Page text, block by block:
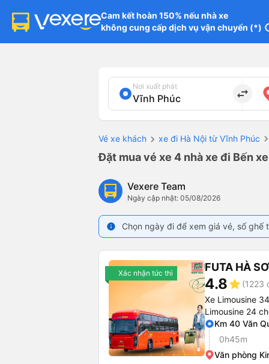
Cam kết hoàn 150% nếu nhà xe
không cung cấp dịch vụ vận chuyển (*)
Nơi xuất phát
import_export
Vé xe khách xe đi Hà Nội từ Vĩnh Phúc
Đặt mua vé xe 4 nhà xe đi Bến
Vexere Team
Ngày cập nhật: 05/08/2026
info Chọn ngày đi để xem giá vé, số
Xác nhận tức thì FUTA HÀ
4.8star (1223
Xe Limousine
Limousine 24
Km 40 Văn
0h45m
Văn phòng